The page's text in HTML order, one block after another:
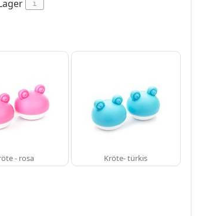
i
- rosa Kröte- türkis